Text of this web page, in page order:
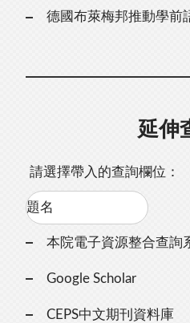
德國布萊梅邦推動學前
延伸
請選擇帶入的查詢欄位：
本院電子資源整合查詢
Google Scholar
CEPS中文期刊資料庫